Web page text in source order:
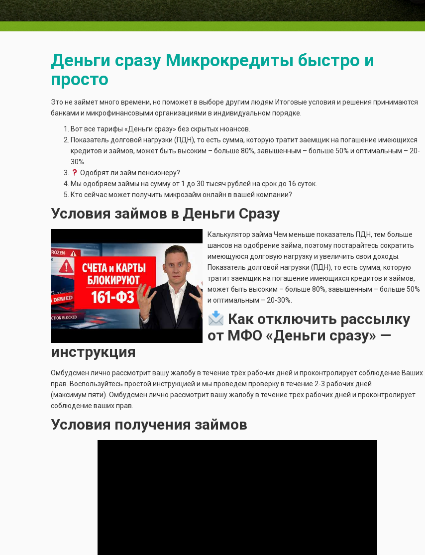
Деньги сразу Микрокредиты быстро и
просто
Это не займет много времени, но поможет в выборе другим людям Итоговые условия и решения принимаются
банками и микрофинансовыми организациями в индивидуальном порядке.
Вот все тарифы «Деньги сразу» без скрытых нюансов.
Показатель долговой нагрузки (ПДН), то есть сумма, которую тратит заемщик на погашение имеющихся
кредитов и займов, может быть высоким – больше 80%, завышенным – больше 50% и оптимальным – 20-
30%.
Одобрят ли займ пенсионеру?
Мы одобряем займы на сумму от 1 до 30 тысяч рублей на срок до 16 суток.
Кто сейчас может получить микрозайм онлайн в вашей компании?
Условия займов в Деньги Сразу
Калькулятор займа Чем меньше показатель ПДН, тем больше
шансов на одобрение займа, поэтому постарайтесь сократить
имеющуюся долговую нагрузку и увеличить свои доходы.
Показатель долговой нагрузки (ПДН), то есть сумма, которую
тратит заемщик на погашение имеющихся кредитов и займов,
может быть высоким – больше 80%, завышенным – больше 50%
и оптимальным – 20-30%.
Как отключить рассылку
от МФО «Деньги сразу» —
инструкция
Омбудсмен лично рассмотрит вашу жалобу в течение трёх рабочих дней и проконтролирует соблюдение Ваших
прав. Воспользуйтесь простой инструкцией и мы проведем проверку в течение 2-3 рабочих дней
(максимум пяти). Омбудсмен лично рассмотрит вашу жалобу в течение трёх рабочих дней и проконтролирует
соблюдение ваших прав.
Условия получения займов